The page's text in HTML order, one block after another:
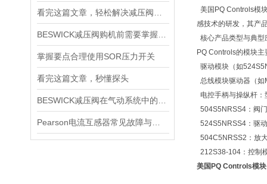
掌握要点合理使用SOR压力开关
看完这篇文章，秒懂探头
美国PQ Controls模
感技术的研发，其产
核心产品类型与典型
PQ Controls的模块
驱动模块（如
总线模块驱动器（
电控手柄与操纵杆‌
504S5NRSS4‌：阀
524S5NRSS4‌：驱
504C5NRSS2‌：放
212S38-104‌：控制
美国PQ Controls模